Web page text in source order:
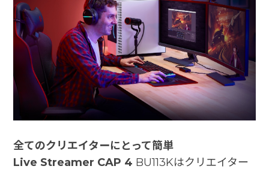
全てのクリエイターにとって簡単
Live Streamer CAP 4 BU113Kはクリエイター